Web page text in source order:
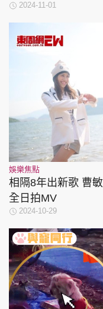
2024-11-01
娛樂焦點
相隔8年出新歌 曹
全日拍MV
2024-10-29